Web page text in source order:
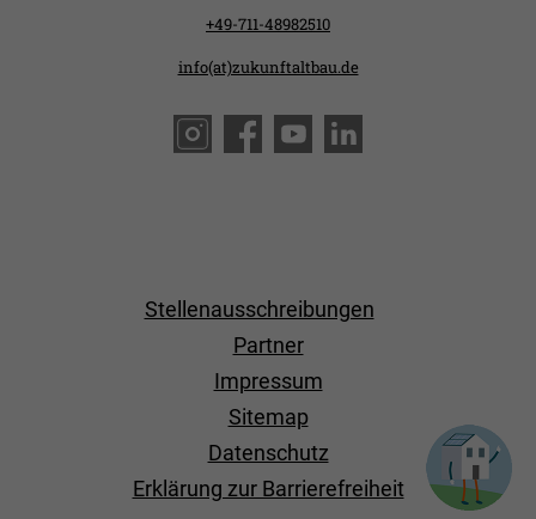
+49-711-48982510
info(at)zukunftaltbau.de
Stellenausschreibungen
Partner
Impressum
Sitemap
Datenschutz
Erklärung zur Barrierefreiheit